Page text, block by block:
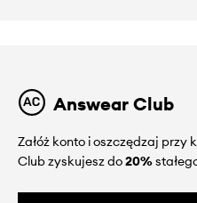
Answear Club
Załóż konto i oszczędzaj przy
Club zyskujesz do20%